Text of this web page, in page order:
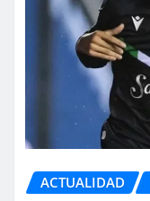
ACTUALIDAD